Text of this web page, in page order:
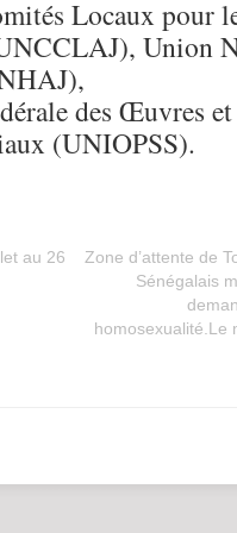
Locaux pour
Union
des Œuvres
(UNIOPSS).
au 26
Zone d’attente de
Sénégalais
homosexualité.Le